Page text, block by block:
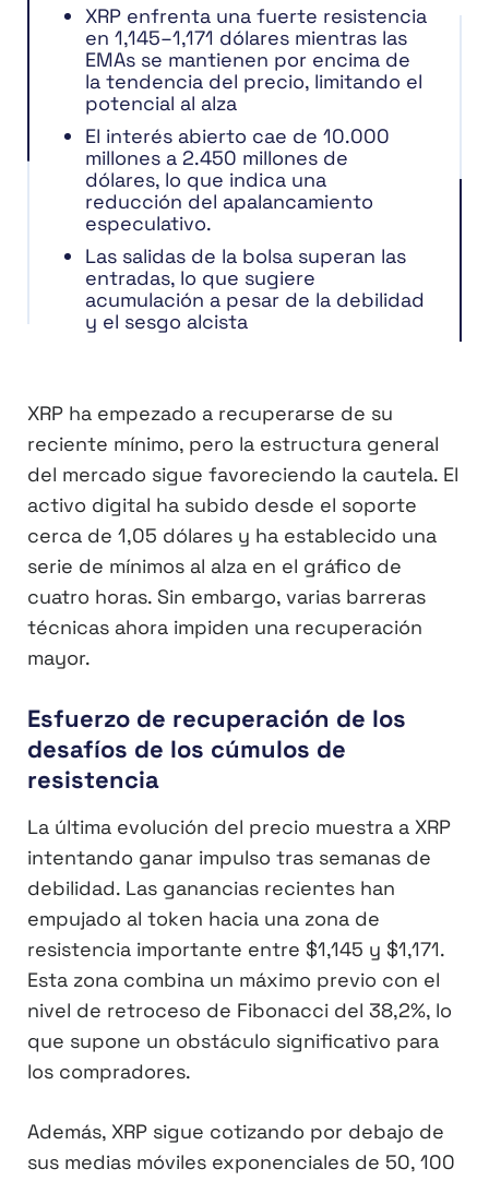
XRP enfrenta una fuerte resistencia
en 1,145–1,171 dólares mientras las
EMAs se mantienen por encima de
la tendencia del precio, limitando el
potencial al alza
El interés abierto cae de 10.000
millones a 2.450 millones de
dólares, lo que indica una
reducción del apalancamiento
especulativo.
Las salidas de la bolsa superan las
entradas, lo que sugiere
acumulación a pesar de la debilidad
y el sesgo alcista
XRP ha empezado a recuperarse de su
reciente mínimo, pero la estructura general
del mercado sigue favoreciendo la cautela. El
activo digital ha subido desde el soporte
cerca de 1,05 dólares y ha establecido una
serie de mínimos al alza en el gráfico de
cuatro horas. Sin embargo, varias barreras
técnicas ahora impiden una recuperación
mayor.
Esfuerzo de recuperación de los
desafíos de los cúmulos de
resistencia
La última evolución del precio muestra a XRP
intentando ganar impulso tras semanas de
debilidad. Las ganancias recientes han
empujado al token hacia una zona de
resistencia importante entre $1,145 y $1,171.
Esta zona combina un máximo previo con el
nivel de retroceso de Fibonacci del 38,2%, lo
que supone un obstáculo significativo para
los compradores.
Además, XRP sigue cotizando por debajo de
sus medias móviles exponenciales de 50, 100